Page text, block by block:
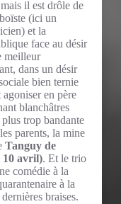
il est drôle de
(ici un
et la
face au désir
meilleur
dans un désir
bien ternie
agoniser en père
blanchâtres
trop bandante
parents, la mine
Tanguy de
10 avril). Et le trio
comédie à la
à la
braises.